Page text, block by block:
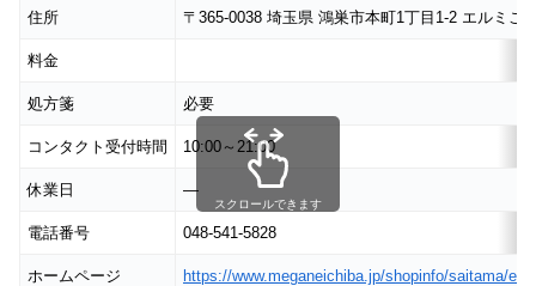
住所 〒365-0038 埼玉県 鴻巣市本町1丁目1-2 エルミこ
料金
処方箋 必要
コンタクト受付時間 10:00～21:00
休業日 ―
電話番号 048-541-5828
ホームページ https://www.meganeichiba.jp/shopinfo/saitama/
スクロールできます